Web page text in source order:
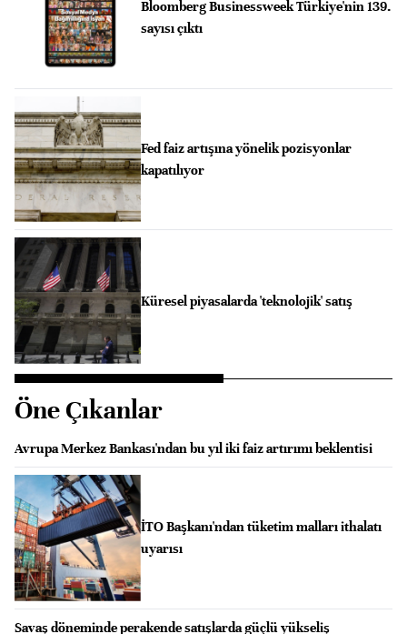
Bloomberg Businessweek Türkiye'nin 139.
sayısı çıktı
Fed faiz artışına yönelik pozisyonlar
kapatılıyor
Küresel piyasalarda 'teknolojik' satış
Öne Çıkanlar
Avrupa Merkez Bankası'ndan bu yıl iki faiz artırımı beklentisi
İTO Başkanı'ndan tüketim malları ithalatı
uyarısı
Savaş döneminde perakende satışlarda güçlü yükseliş